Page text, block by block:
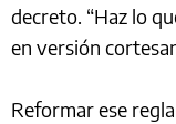
decreto. “Haz lo
en versión
Reformar ese